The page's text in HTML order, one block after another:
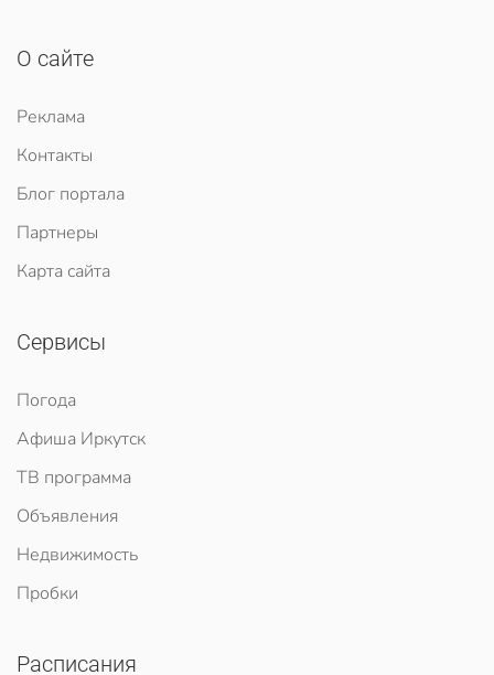
О сайте
Реклама
Контакты
Блог портала
Партнеры
Карта сайта
Сервисы
Погода
Афиша Иркутск
ТВ программа
Объявления
Недвижимость
Пробки
Расписания